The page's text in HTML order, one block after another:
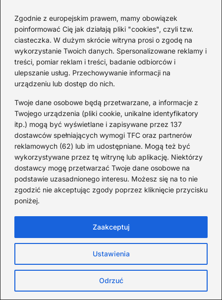
Zgodnie z europejskim prawem, mamy obowiązek
poinformować Cię jak działają pliki "cookies", czyli tzw.
ciasteczka. W dużym skrócie witryna prosi o zgodę na
wykorzystanie Twoich danych. Spersonalizowane reklamy i
treści, pomiar reklam i treści, badanie odbiorców i
ulepszanie usług. Przechowywanie informacji na
urządzeniu lub dostęp do nich.
Twoje dane osobowe będą przetwarzane, a informacje z
Twojego urządzenia (pliki cookie, unikalne identyfikatory
itp.) mogą być wyświetlane i zapisywane przez 137
dostawców spełniających wymogi TFC oraz partnerów
reklamowych (62) lub im udostępniane. Mogą też być
wykorzystywane przez tę witrynę lub aplikację. Niektórzy
dostawcy mogę przetwarzać Twoje dane osobowe na
podstawie uzasadnionego interesu. Możesz się na to nie
zgodzić nie akceptując zgody poprzez kliknięcie przycisku
poniżej.
Ustawienia
Odrzuć
Zaakceptuj
i historii
2026-08-08
Ciekawostki o Węgrzech: 15 faktów, które
zaskakują